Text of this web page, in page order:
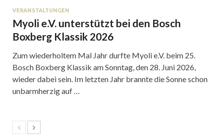
VERANSTALTUNGEN
Myoli e.V. unterstützt bei den Bosch
Boxberg Klassik 2026
Zum wiederholtem Mal Jahr durfte Myoli e.V. beim 25.
Bosch Boxberg Klassik am Sonntag, den 28. Juni 2026,
wieder dabei sein. Im letzten Jahr brannte die Sonne schon
unbarmherzig auf …